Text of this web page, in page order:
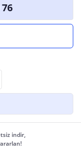
indir,